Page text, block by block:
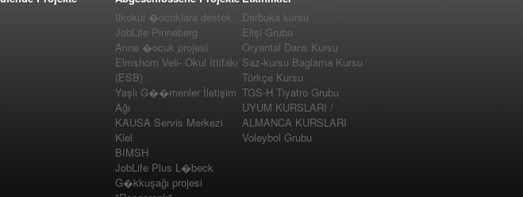
Ilkokul �ocuklara destek
JobLife Pinneberg
Anne �ocuk projesi
Elmshorn Veli- Okul İttifakı
(ESB)
Yaşlı G��menler İletişim
Ağı
KAUSA Servis Merkezi
Kiel
BIMSH
JobLife Plus L�beck
G�kkuşağı projesi
Darbuka kursu
Elişi Grubu
Oryantal Dans Kursu
Saz-kursu Baglama Kursu
Türkçe Kursu
TGS-H Tiyatro Grubu
UYUM KURSLARI /
ALMANCA KURSLARI
Voleybol Grubu